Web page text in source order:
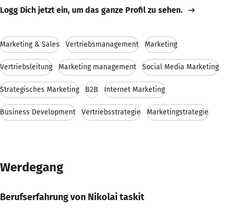
Logg Dich jetzt ein, um das ganze Profil zu sehen.
Marketing & Sales Vertriebsmanagement Marketing
Vertriebsleitung Marketing management Social Media Marketing
Strategisches Marketing B2B Internet Marketing
Business Development Vertriebsstrategie Marketingstrategie
Werdegang
Berufserfahrung von Nikolai taskit